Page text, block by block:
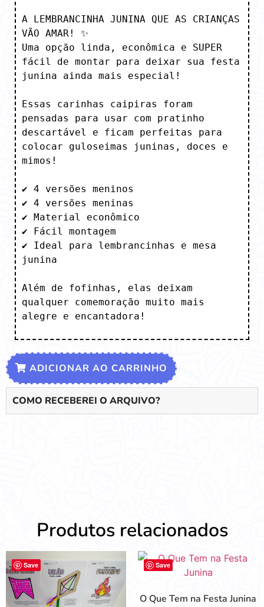
A LEMBRANCINHA JUNINA QUE AS CRIANÇAS
VÃO AMAR! ✨
Uma opção linda, econômica e SUPER
fácil de montar para deixar sua festa
junina ainda mais especial!
Essas carinhas caipiras foram
pensadas para usar com pratinho
descartável e ficam perfeitas para
colocar guloseimas juninas, doces e
mimos!
✔️ 4 versões meninos
✔️ 4 versões meninas
✔️ Material econômico
✔️ Fácil montagem
✔️ Ideal para lembrancinhas e mesa
junina
Além de fofinhas, elas deixam
qualquer comemoração muito mais
alegre e encantadora!
ADICIONAR AO CARRINHO
COMO RECEBEREI O ARQUIVO?
Produtos relacionados
Save Save
O Que Tem na Festa Junina